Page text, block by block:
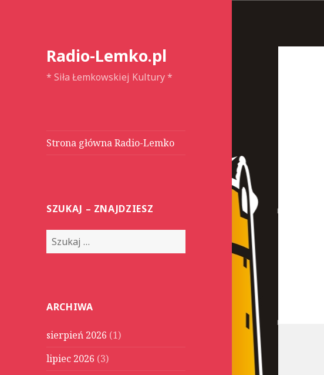
Radio-Lemko.pl
* Siła Łemkowskiej Kultury *
Strona główna Radio-Lemko
SZUKAJ – ZNAJDZIESZ
S
z
j
ARCHIWA
sierpień 2026 (1)
lipiec 2026 (3)